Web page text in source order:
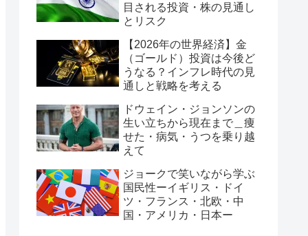
目される投資・株の見通し
とリスク
【2026年の世界経済】金
（ゴールド）投資は今後ど
うなる？インフレ時代の見
通しと戦略を考える
ドウェイン・ジョンソンの
生い立ちから現在まで＿痩
せた・病気・うつを乗り越
えて
ジョークで笑いながら学ぶ
国民性ーイギリス・ドイ
ツ・フランス・北欧・中
国・アメリカ・日本ー